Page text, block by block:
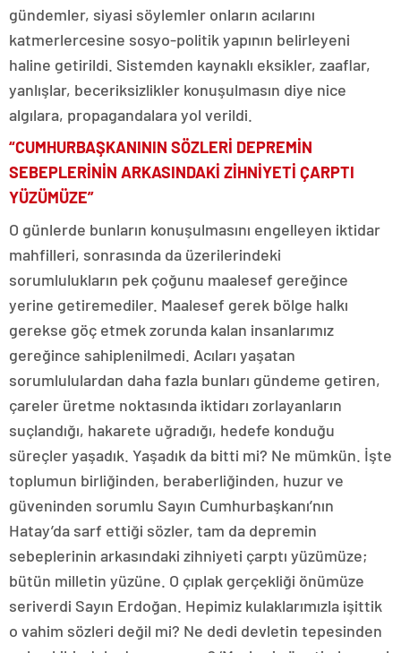
gündemler, siyasi söylemler onların acılarını
katmerlercesine sosyo-politik yapının belirleyeni
haline getirildi. Sistemden kaynaklı eksikler, zaaflar,
yanlışlar, beceriksizlikler konuşulmasın diye nice
algılara, propagandalara yol verildi.
“CUMHURBAŞKANININ SÖZLERİ DEPREMİN
SEBEPLERİNİN ARKASINDAKİ ZİHNİYETİ ÇARPTI
YÜZÜMÜZE”
O günlerde bunların konuşulmasını engelleyen iktidar
mahfilleri, sonrasında da üzerilerindeki
sorumlulukların pek çoğunu maalesef gereğince
yerine getiremediler. Maalesef gerek bölge halkı
gerekse göç etmek zorunda kalan insanlarımız
gereğince sahiplenilmedi. Acıları yaşatan
sorumlululardan daha fazla bunları gündeme getiren,
çareler üretme noktasında iktidarı zorlayanların
suçlandığı, hakarete uğradığı, hedefe konduğu
süreçler yaşadık. Yaşadık da bitti mi? Ne mümkün. İşte
toplumun birliğinden, beraberliğinden, huzur ve
güveninden sorumlu Sayın Cumhurbaşkanı’nın
Hatay’da sarf ettiği sözler, tam da depremin
sebeplerinin arkasındaki zihniyeti çarptı yüzümüze;
bütün milletin yüzüne. O çıplak gerçekliği önümüze
seriverdi Sayın Erdoğan. Hepimiz kulaklarımızla işittik
o vahim sözleri değil mi? Ne dedi devletin tepesinden